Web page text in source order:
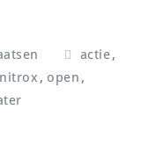
actie,
nitrox , open ,